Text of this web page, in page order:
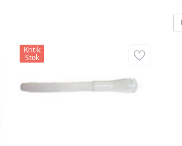
Kritik
Stok